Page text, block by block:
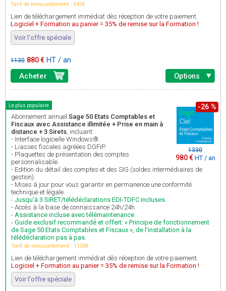
Tarif de renouvellement : 942€
Lien de téléchargement immédiat dès réception de votre paiement.
Logiciel + Formation au panier = 35% de remise sur la Formation !
Voir l'offre spéciale
1130 880 € HT / an
Acheter Options
1330
980 €HT / an
Le plus populaire
Abonnement annuel Sage 50 Etats Comptables et
Fiscaux avec Assistance illimitée + Prise en main à
distance + 3 Sirets, incluant:
- Interface logicielle Windows®.
- Liasses fiscales agréées DGFiP.
- Plaquettes de présentation des comptes
personnalisable.
- Edition du détail des comptes et des SIG (soldes intermédiaires de
gestion).
- Mises à jour pour vous garantir en permanence une conformité
technique et légale.
- Jusqu'à 3 SIRET/télédéclarations EDI-TDFC incluses.
- Accès à la base de connaissance 24h/24h.
- Assistance incluse avec télémaintenance.
- Guide exclusif recommandé et offert: « Principe de fonctionnement
de Sage 50 Etats Comptables et Fiscaux », de l'installation à la
télédéclaration pas à pas.
Tarif de renouvellement : 1100€
Lien de téléchargement immédiat dès réception de votre paiement.
Logiciel + Formation au panier = 35% de remise sur la Formation !
Voir l'offre spéciale
-26 %